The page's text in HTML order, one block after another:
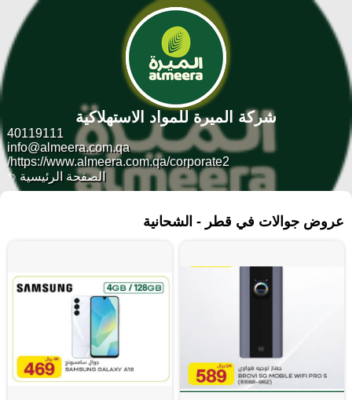
الصفحة الرئيسية
40119111
info@almeera.com.qa
https://www.almeera.com.qa/corporate2/
شركة الميرة للمواد الاستهلاكية
عروض جوالات في قطر - الشحانية